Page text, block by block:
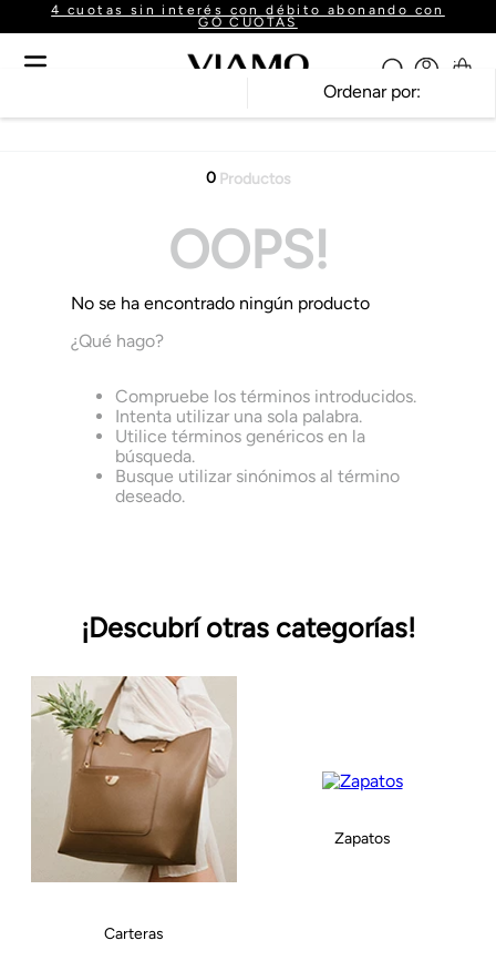
4 cuotas sin interés con débito abonando con
GO CUOTAS
Ordenar por
0 Productos
OOPS!
No se ha encontrado ningún producto
¿Qué hago?
Compruebe los términos introducidos.
Intenta utilizar una sola palabra.
Utilice términos genéricos en la
búsqueda.
Busque utilizar sinónimos al término
deseado.
¡Descubrí otras categorías!
Carteras
Zapatos